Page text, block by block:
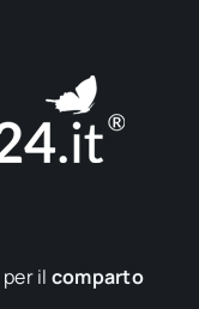
per il comparto